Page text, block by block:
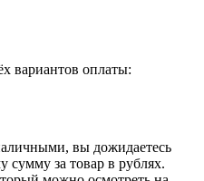
вариантов оплаты:
вы дожидаетесь
сумму за товар в рублях.